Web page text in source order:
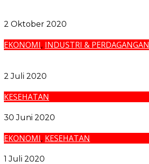
2 Oktober 2020
EKONOMI, INDUSTRI & PERDAGANGAN
2 Juli 2020
KESEHATAN
30 Juni 2020
EKONOMI, KESEHATAN
1 Juli 2020